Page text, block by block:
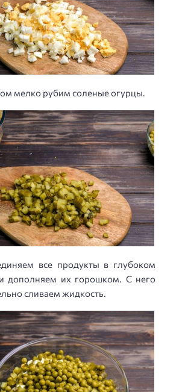
мелко рубим соленые огурцы.
все продукты в глубоком
дополняем их горошком. С него
сливаем жидкость.